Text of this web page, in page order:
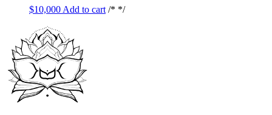
$10,000 Add to cart /* */